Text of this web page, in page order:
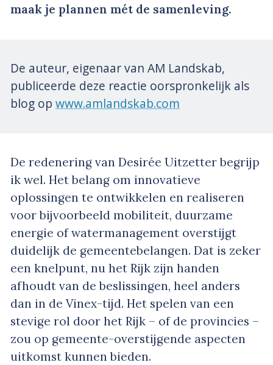
maak je plannen mét de samenleving.
De auteur, eigenaar van AM Landskab,
publiceerde deze reactie oorspronkelijk als
blog op www.amlandskab.com
De redenering van Desirée Uitzetter begrijp
ik wel. Het belang om innovatieve
oplossingen te ontwikkelen en realiseren
voor bijvoorbeeld mobiliteit, duurzame
energie of watermanagement overstijgt
duidelijk de gemeentebelangen. Dat is zeker
een knelpunt, nu het Rijk zijn handen
afhoudt van de beslissingen, heel anders
dan in de Vinex-tijd. Het spelen van een
stevige rol door het Rijk – of de provincies –
zou op gemeente-overstijgende aspecten
uitkomst kunnen bieden.